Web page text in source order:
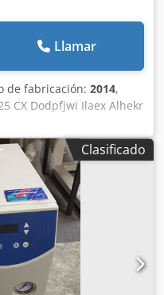
Llamar
de fabricación: 2014,
CX Dodpfjwi Ilaex Alhekr
Clasificado